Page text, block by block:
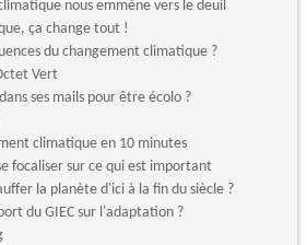
nous emmène vers le deuil
ça change tout !
du changement climatique ?
Vert
ses mails pour être écolo ?
climatique en 10 minutes
focaliser sur ce qui est important
la planète d'ici à la fin du siècle ?
du GIEC sur l'adaptation ?